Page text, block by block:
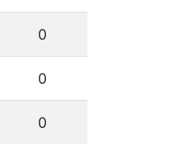
0
0
0